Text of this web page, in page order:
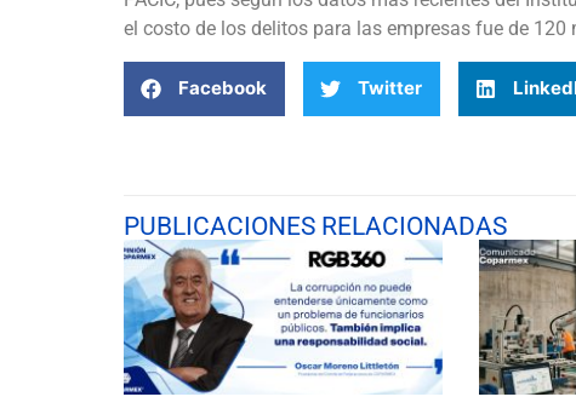
el costo de los delitos para las empresas fue de 120
Facebook Twitter
PUBLICACIONES RELACIONADAS